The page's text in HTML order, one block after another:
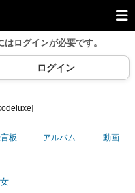
はログインが必要です。
ログイン
板 アルバム 動画
女